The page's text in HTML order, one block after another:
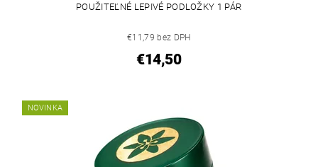
POUŽITEĽNÉ LEPIVÉ PODLOŽKY 1 PÁR
€11,79 bez DPH
€14,50
NOVINKA